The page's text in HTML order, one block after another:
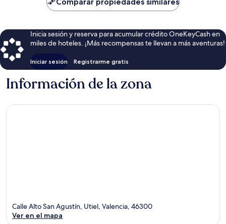
$103
Inicia sesión y reserva para acumular crédito OneKeyCash en
miles de hoteles. ¡Más recompensas te llevan a más aventuras!
Iniciar sesión Registrarme gratis
Información de la zona
Calle Alto San Agustín, Utiel, Valencia, 46300
Ver en el mapa